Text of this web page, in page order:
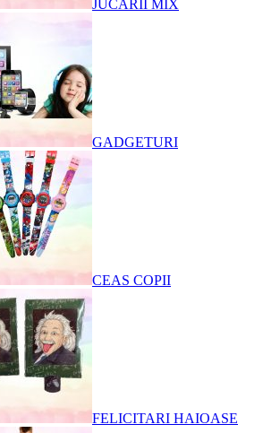
JUCARII MIX
GADGETURI
CEAS COPII
FELICITARI HAIOASE